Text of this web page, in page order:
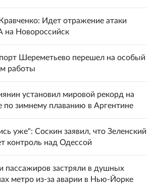
Идет отражение атаки
на Новороссийск
Шереметьево перешел на особый
работы
установил мировой рекорд на
по зимнему плаванию в Аргентине
уже": Соскин заявил, что Зеленский
контроль над Одессой
пассажиров застряли в душных
метро из-за аварии в Нью-Йорке